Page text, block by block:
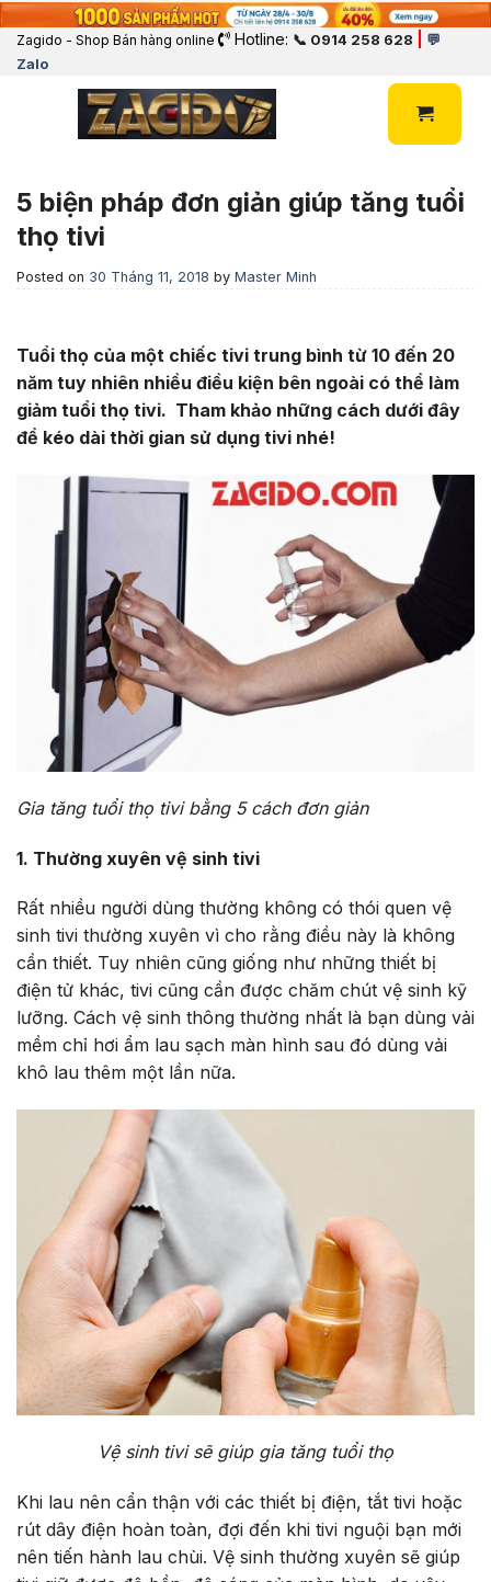
Zagido - Shop Bán hàng online Hotline: 📞 0914 258 628
💬
Zalo
5 biện pháp đơn giản giúp tăng tuổi
thọ tivi
Posted on 30 Tháng 11, 2018 by Master Minh
Tuổi thọ của một chiếc tivi trung bình từ 10 đến 20
năm tuy nhiên nhiều điều kiện bên ngoài có thể làm
giảm tuổi thọ tivi. Tham khảo những cách dưới đây
để kéo dài thời gian sử dụng tivi nhé!
Gia tăng tuổi thọ tivi bằng 5 cách đơn giản
1. Thường xuyên vệ sinh tivi
Rất nhiều người dùng thường không có thói quen vệ
sinh tivi thường xuyên vì cho rằng điều này là không
cần thiết. Tuy nhiên cũng giống như những thiết bị
điện tử khác, tivi cũng cần được chăm chút vệ sinh kỹ
lưỡng. Cách vệ sinh thông thường nhất là bạn dùng vải
mềm chỉ hơi ẩm lau sạch màn hình sau đó dùng vải
khô lau thêm một lần nữa.
Vệ sinh tivi sẽ giúp gia tăng tuổi thọ
Khi lau nên cẩn thận với các thiết bị điện, tắt tivi hoặc
rút dây điện hoàn toàn, đợi đến khi tivi nguội bạn mới
nên tiến hành lau chùi. Vệ sinh thường xuyên sẽ giúp